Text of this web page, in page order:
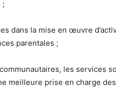
;
dans la mise en œuvre
parentales ;
les services
meilleure prise en charge